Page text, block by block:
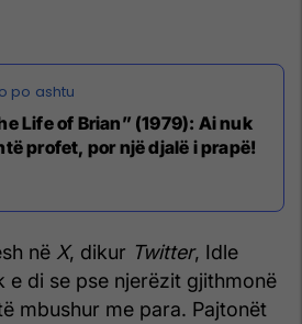
Life of Brian” (1979): Ai nuk
profet, por një djalë i prapë!
në X, dikur Twitter, Idle
e di se pse njerëzit gjithmonë
mbushur me para. Pajtonët